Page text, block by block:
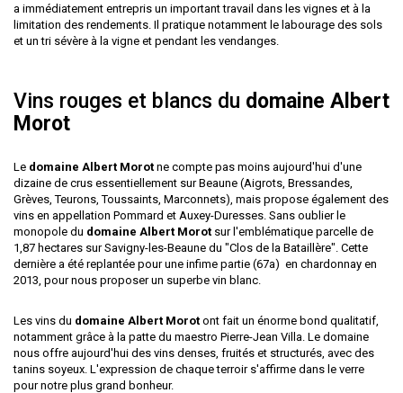
a immédiatement entrepris un important travail dans les vignes et à la
limitation des rendements. Il pratique notamment le labourage des sols
et un tri sévère à la vigne et pendant les vendanges.
Vins rouges et blancs du domaine Albert
Morot
Le domaine Albert Morot ne compte pas moins aujourd'hui d'une
dizaine de crus essentiellement sur Beaune (Aigrots, Bressandes,
Grèves, Teurons, Toussaints, Marconnets), mais propose également des
vins en appellation Pommard et Auxey-Duresses. Sans oublierle
monopole du domaine Albert Morot sur l'emblématique parcelle de
1,87 hectares sur Savigny-les-Beaune du "Clos de la Bataillère". Cette
dernière a été replantée pour une infime partie (67a) en chardonnay en
2013, pour nous proposer un superbe vin blanc.
Les vins du domaine Albert Morot ont fait un énorme bond qualitatif,
notamment grâce à la patte du maestro Pierre-Jean Villa. Le domaine
nous offre aujourd'hui des vins denses, fruités et structurés, avec des
tanins soyeux. L'expression de chaque terroir s'affirme dans le verre
pour notre plus grand bonheur.